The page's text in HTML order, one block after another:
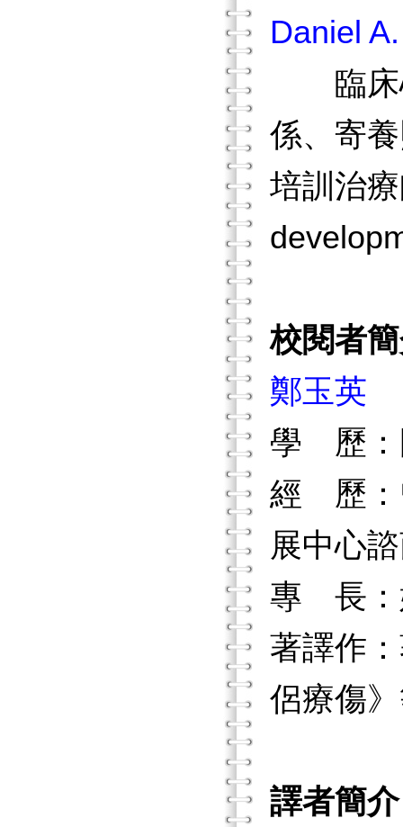
Daniel
臨床心
係、寄
培訓治
校閱者
鄭玉英
學 歷：
經 歷：
展中心
專 長：
著譯作
侶療傷
譯者簡介